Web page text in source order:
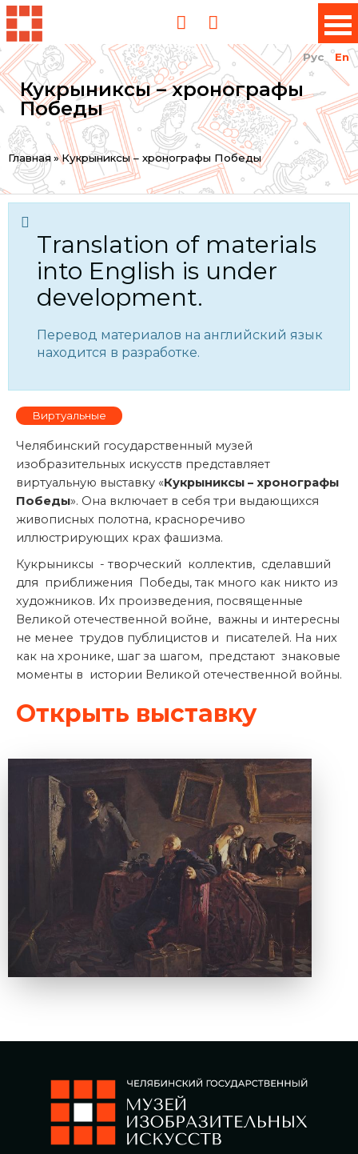
Рус En
Кукрыниксы – хронографы
Победы
You
are
here
Главная»Кукрыниксы – хронографы Победы
Translation of materials
into English is under
development.
Перевод материалов на английский язык
находится в разработке.
Виртуальные
Челябинский государственный музей
изобразительных искусств представляет
виртуальную выставку «Кукрыниксы – хронографы
Победы». Она включает в себя три выдающихся
живописных полотна, красноречиво
иллюстрирующих крах фашизма.
Кукрыниксы - творческий коллектив, сделавший
для приближения Победы, так много как никто из
художников. Их произведения, посвященные
Великой отечественной войне, важны и интересны
не менее трудов публицистов и писателей. На них
как на хронике, шаг за шагом, предстают знаковые
моменты в истории Великой отечественной войны.
Открыть выставку